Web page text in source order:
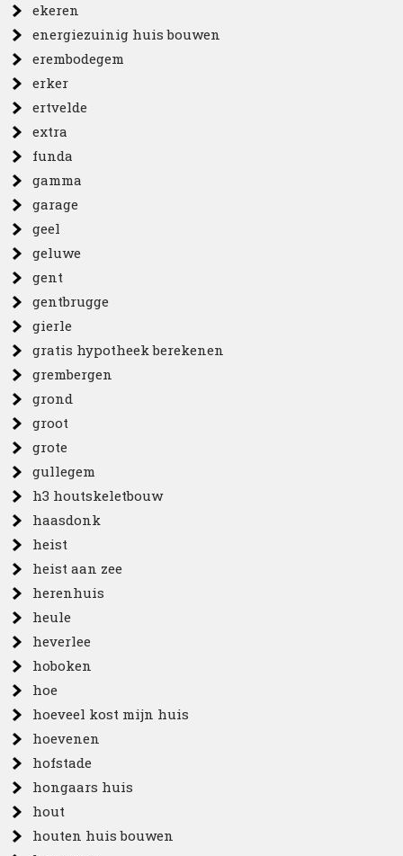
ekeren
energiezuinig huis bouwen
erembodegem
erker
ertvelde
extra
funda
gamma
garage
geel
geluwe
gent
gentbrugge
gierle
gratis hypotheek berekenen
grembergen
grond
groot
grote
gullegem
h3 houtskeletbouw
haasdonk
heist
heist aan zee
herenhuis
heule
heverlee
hoboken
hoe
hoeveel kost mijn huis
hoevenen
hofstade
hongaars huis
hout
houten huis bouwen